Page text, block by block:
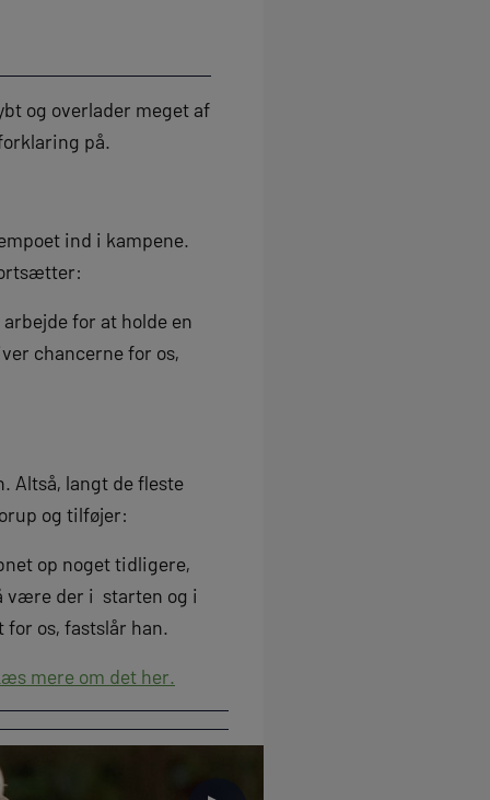
og overlader meget af
på.
ind i kampene.
for at holde en
chancerne for os,
Altså, langt de fleste
og tilføjer:
op noget tidligere,
være der i starten og i
os, fastslår han.
mere om det her.